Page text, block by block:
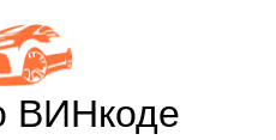
ВИНкоде